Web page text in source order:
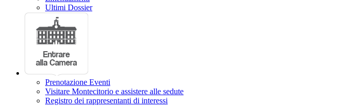
Ultimi Dossier
Prenotazione Eventi
Visitare Montecitorio e assistere alle sedute
Registro dei rappresentanti di interessi